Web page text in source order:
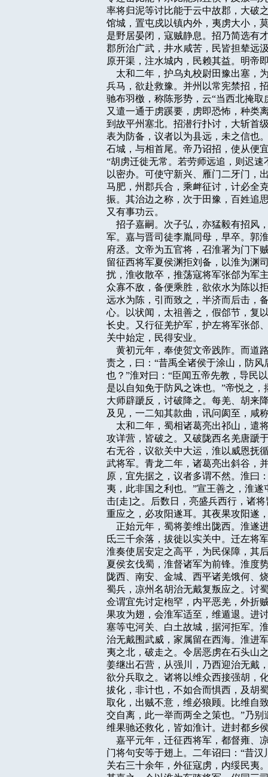
率将归泥等讨比能于云中故郡，大破
馆城，置屯戍以镇内外，夷虏大小，
是野居晏闭，寇贼静息。招乃简选有
郡所治广武，井水咸苦，民皆担辇远
原开渠，注水城内，民赖其益。明帝
太和二年，护乌丸校尉田豫出塞
兵马，欲赴救豫。并州以常宪禁招，
驰布羽檄，称陈形势，云“当西北掩
又遣一通于虏蹊要，虏即恐怖，种类
到故平州塞北。招潜行扑讨，大斩首
表为防备，议者以为县远，未之信也
石城，与相首尾。帝乃诏招，使从便
“胡虏迁徙无常。若劳师远追，则迟
以密办。可使守新兴、雁门二牙门，
马肥，州郡兵合，乘衅征讨，计必全
振。其治边之称，次于田豫，百姓追
又有事功云。
招子嘉嗣。次子弘，亦猛毅有招
军。嘉与晋司徒李胤同母，早卒。郭
府丞。文帝为五官将，召淮署为门下
留征西将军夏侯渊拒刘备，以淮为渊
扰，淮收散卒，推荡寇将军张郃为军
众寡不敌，备便乘胜，欲依水为陈以
远水为陈，引而致之，半济而后击，
心。以状闻，太祖善之，假郃节，复
长史。又行征羌护军，护左将军张郃
关中始定，民得安业。
黄初元年，奉使贺文帝践阼。而
责之，曰：“昔禹全诸侯于涂山，防
也？”淮对曰：“臣闻五帝先教，导民
是以自知免于防风之诛也。”帝悦之
大师辟蹏反，讨破降之。每羌、胡来
及见，一二知其款曲，讯问阂至，咸
太和二年，蜀相诸葛亮出祁山，
攻详营，皆破之。又破陇西名羌唐蹏
右无谷，议欲关中大运，淮以威恩抚
武将军。青龙二年，诸葛亮出斜谷，
原，宜先据之，议者多谓不然。淮曰
夷，此非国之利也。”宣王善之，淮
击[走]之。后数日，亮盛兵西行，诸
重应之，必攻阳遂耳。其夜果攻阳遂
正始元年，蜀将姜维出陇西。淮
氐三千余落，拔徙以实关中。迁左将
淮奏使居安定之高平，为民保障，其
夏侯玄伐蜀，淮督诸军为前锋。淮度
陇西、南安、金城、西平诸羌饿何、
蜀兵，凉州名胡治无戴复叛应之。讨
佥谓宜先讨定枹罕，内平恶羌，外折
果攻为翅，会淮军适至，维遁退。进
塞等屯河关、白土故城，据河拒军。
治无戴围武威，家属留在西海。淮进
夷之北，破走之。令居恶虏在石头山
姜继出石营，从强川，乃西迎治无戴
欲分兵取之。诸将以维众西接强胡，
拔化，非计也，不如合而惧西，及胡
取化，出贼不意，维必狼顾。比维自
交自离，此一举而两全之策也。”乃
维果驰还救化，皆如淮计。进封都乡
嘉平元年，迁征西将军，都督雍
门将句安等于翅上。二年诏曰：“昔
关右三十余年，外征寇虏，内绥民夷